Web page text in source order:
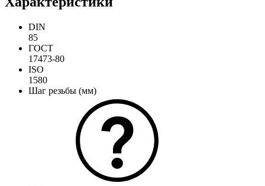
DIN
85
ГОСТ
17473-80
ISO
1580
Шаг резьбы (мм)